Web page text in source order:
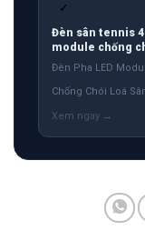
✓
Đèn sân tennis
module chống
Đèn Pha LED
Chống Chói Loá